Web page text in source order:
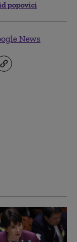
popovici
News